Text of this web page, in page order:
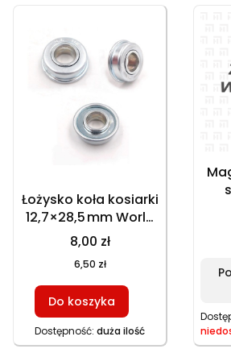
Łożysko koła kosiarki
12,7×28,5 mm World
Jieling Lonvi Green
World, część
zamienna
8,00 zł
6,50 zł
Do koszyka
Dostępność: duża ilość